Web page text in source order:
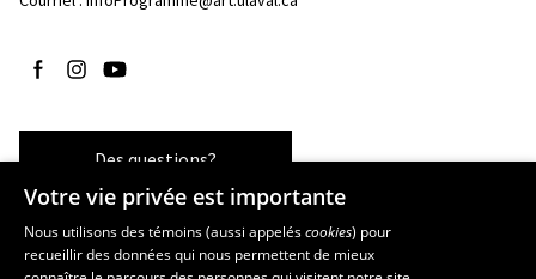
Suivez-nous sur Facebook
Suivez-nous sur Instagram
Suivez-nous sur YouTube
Des questions?
Les écoles et la recherche
Votre vie privée est importante
Nous utilisons des témoins (aussi appeléscookies) pour
recueillir des données qui nous permettent de mieux